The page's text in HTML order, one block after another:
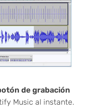
de grabación
Music al instante.